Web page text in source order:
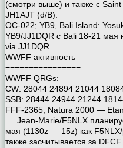
(смотри выше) и также с
JH1AJT (d/B).
OC-022; YB9, Bali Island:
YB9/JJ1DQR с Bali 18-21 мая
via JJ1DQR.
WWFF активность
================
WWFF QRGs:
CW: 28044 24894 21044
SSB: 28444 24944 21244
FFF-2365; Natura 2000 —
Jean-Marie/F5NLX
мая (1130z — 15z) как
также засчитывается за